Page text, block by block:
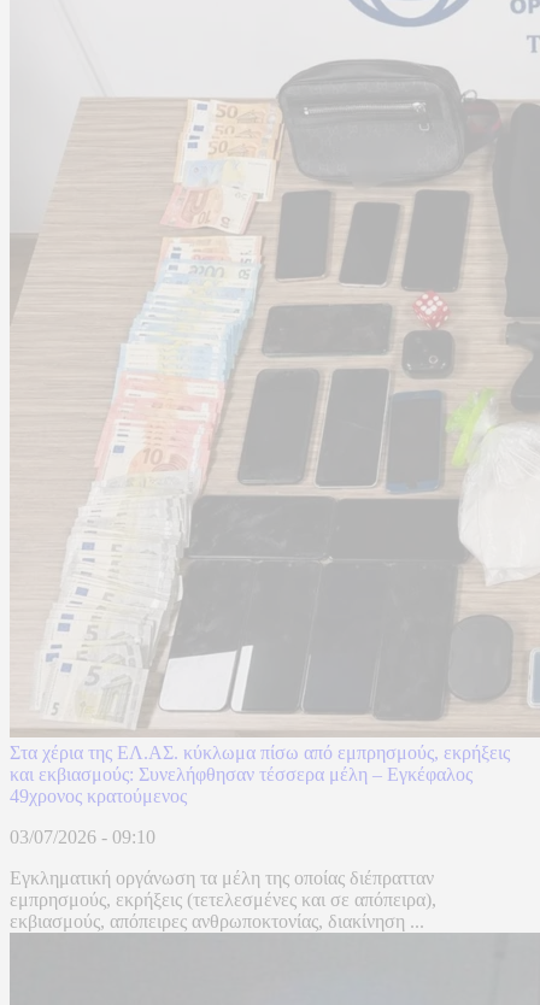
Στα χέρια της ΕΛ.ΑΣ. κύκλωμα πίσω από εμπρησμούς, εκρήξεις
και εκβιασμούς: Συνελήφθησαν τέσσερα μέλη – Εγκέφαλος
49χρονος κρατούμενος
03/07/2026 - 09:10
Εγκληματική οργάνωση τα μέλη της οποίας διέπρατταν
εμπρησμούς, εκρήξεις (τετελεσμένες και σε απόπειρα),
εκβιασμούς, απόπειρες ανθρωποκτονίας, διακίνηση ...